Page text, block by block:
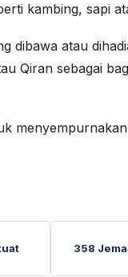
kambing, sapi
dibawa atau
Qiran sebagai
358